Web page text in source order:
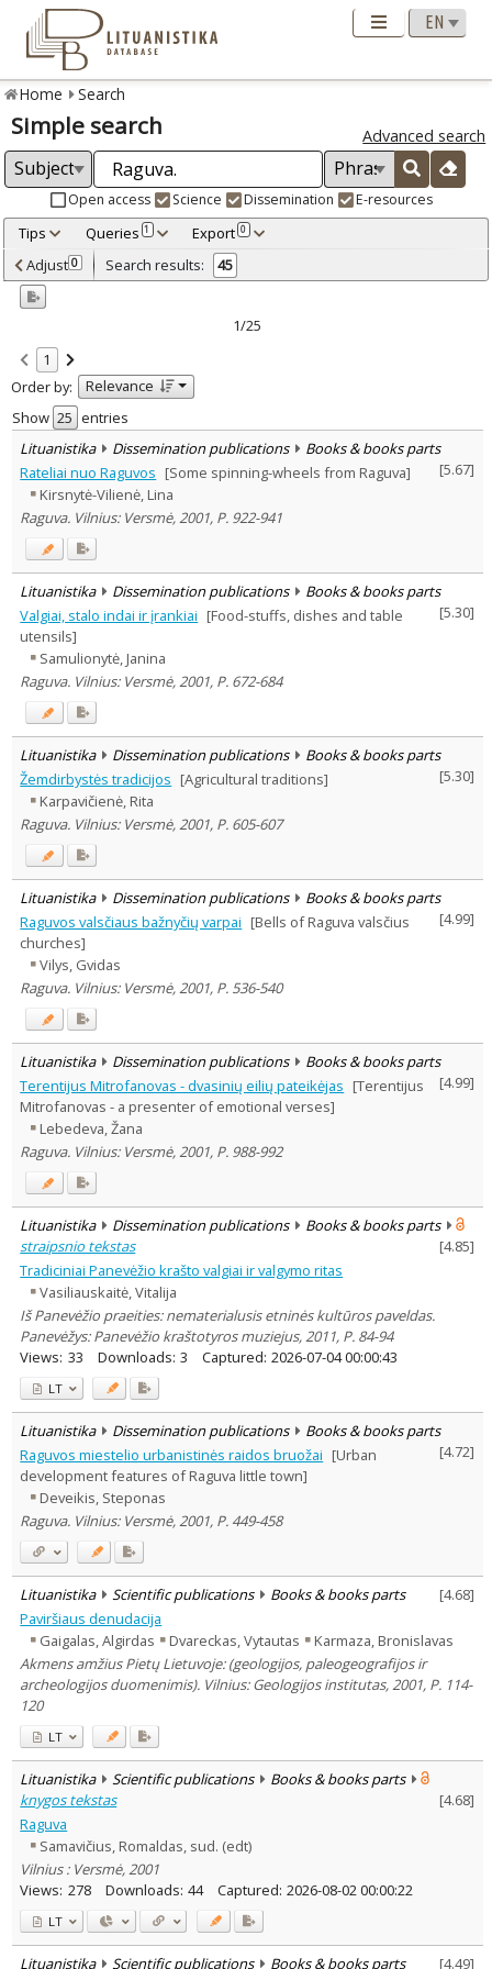
Home Search
Simple search Advanced search
Open access Science Dissemination E-resources
Tips Queries 1 Export 0
Adjusted by criteria 0
Year
Refine
Open access
Scientific publications 28
Dissemination publications
Document Type:
Books & books parts 40
Journal articles 5
Subject area:
Archaeology 6
Ethnology 21
History 22
Linguistics
Documentation. Iinformation
2
Arts 4
Theology 2
Text language
Country of publication
Historical periods
Subject
Journal
Adjust 0 Search results: 45
1/25
1
Order by:
Relevance
Show
entries
Lituanistika
Dissemination publications
Books & books parts
[5.67]
Rateliai nuo Raguvos [Some spinning-wheels from Raguva]
Kirsnytė-Vilienė, Lina
Raguva. Vilnius: Versmė, 2001, P. 922-941
Lituanistika Dissemination publications
Books & books parts
[5.30]
Valgiai, stalo indai ir įrankiai [Food-stuffs, dishes and table
utensils]
Samulionytė, Janina
Raguva. Vilnius: Versmė, 2001, P. 672-684
Lituanistika Dissemination publications
Books & books parts
[5.30]
Žemdirbystės tradicijos [Agricultural traditions]
Karpavičienė, Rita
Raguva. Vilnius: Versmė, 2001, P. 605-607
Lituanistika Dissemination publications
Books & books parts
[4.99]
Raguvos valsčiaus bažnyčių varpai [Bells of Raguva valsčius
churches]
Vilys, Gvidas
Raguva. Vilnius: Versmė, 2001, P. 536-540
Lituanistika Dissemination publications
Books & books parts
[4.99]
Terentijus Mitrofanovas - dvasinių eilių pateikėjas [Terentijus
Mitrofanovas - a presenter of emotional verses]
Lebedeva, Žana
Raguva. Vilnius: Versmė, 2001, P. 988-992
Lituanistika Dissemination publications
Books & books parts
straipsnio tekstas
[4.85]
Tradiciniai Panevėžio krašto valgiai ir valgymo ritas
Vasiliauskaitė, Vitalija
Iš Panevėžio praeities: nematerialusis etninės kultūros paveldas.
Panevėžys: Panevėžio kraštotyros muziejus, 2011, P. 84-94
Views: 33 Downloads: 3 Captured: 2026-07-04 00:00:43
LT
Lituanistika Dissemination publications
Books & books parts
[4.72]
Raguvos miestelio urbanistinės raidos bruožai [Urban
development features of Raguva little town]
Deveikis, Steponas
Raguva. Vilnius: Versmė, 2001, P. 449-458
Lituanistika Scientific publications Books & books parts [4.68]
Paviršiaus denudacija
Gaigalas, Algirdas
Dvareckas, Vytautas
Karmaza, Bronislavas
Akmens amžius Pietų Lietuvoje: (geologijos, paleogeografijos ir
archeologijos duomenimis). Vilnius: Geologijos institutas, 2001, P. 114-
120
LT
Lituanistika Scientific publications
Books & books parts
knygos tekstas
[4.68]
Raguva
Samavičius, Romaldas, sud. (edt)
Vilnius : Versmė, 2001
Views: 278 Downloads: 44 Captured: 2026-08-02 00:00:22
LT
Lituanistika Scientific publications Books & books parts [4.49]